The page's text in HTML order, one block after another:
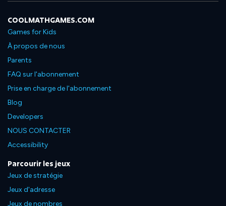
COOLMATHGAMES.COM
Games for Kids
À propos de nous
Parents
FAQ sur l'abonnement
Prise en charge de l'abonnement
Blog
Developers
NOUS CONTACTER
Accessibility
Parcourir les jeux
Jeux de stratégie
Jeux d'adresse
Jeux de nombres